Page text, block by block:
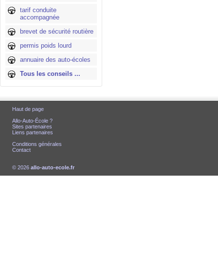
tarif conduite
accompagnée
brevet de sécurité routière
permis poids lourd
annuaire des auto-écoles
Tous les conseils ...
Haut de page
Allo-Auto-École ?
Sites partenaires
Liens partenaires
Conditions générales
Contact
© 2026 allo-auto-ecole.fr